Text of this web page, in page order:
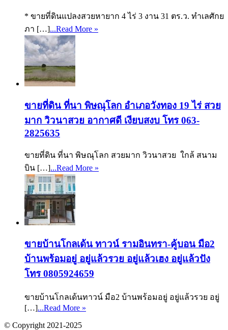
* ขายที่ดินแปลงสวยหายาก 4 ไร่ 3 งาน 31 ตร.ว. ทำเลศักย
ภา […]...Read More »
ขายที่ดิน ที่นา พิษณุโลก อำเภอวังทอง 19 ไร่ สวย
มาก วิวนาสวย อากาศดี เงียบสงบ โทร 063-
2825635
ขายที่ดิน ที่นา พิษณุโลก สวยมาก วิวนาสวย ใกล้ สนาม
บิน […]...Read More »
ขายบ้านโกลเด้น ทาวน์ รามอินทรา-คู้บอน มือ2
บ้านพร้อมอยู่ อยู่แล้วรวย อยู่แล้วเฮง อยู่แล้วปัง
โทร 0805924659
ขายบ้านโกลเด้นทาวน์ มือ2 บ้านพร้อมอยู่ อยู่แล้วรวย อยู่
[…]...Read More »
© Copyright 2021-2025